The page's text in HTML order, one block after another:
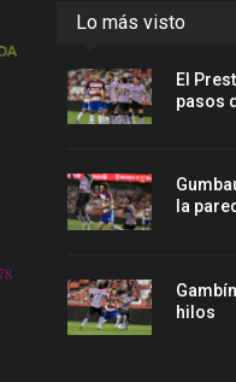
Lo más visto
El
pasos
la
hilos